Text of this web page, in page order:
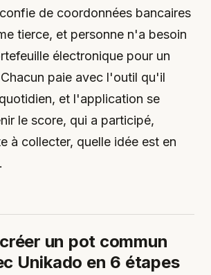
de coordonnées bancaires
tierce, et personne n'a besoin
électronique pour un
paie avec l'outil qu'il
et l'application se
le score, qui a participé,
à collecter, quelle idée est en
un pot commun
Unikado en 6 étapes